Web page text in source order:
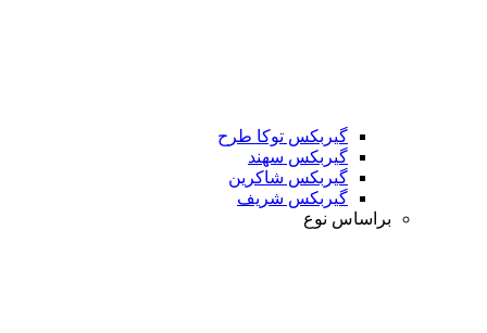
گیربکس توکا طرح
گیربکس سهند
گیربکس شاکرین
گیربکس شریف
براساس نوع